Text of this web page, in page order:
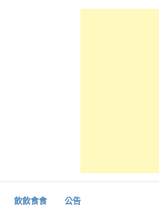
飲飲食食 公告